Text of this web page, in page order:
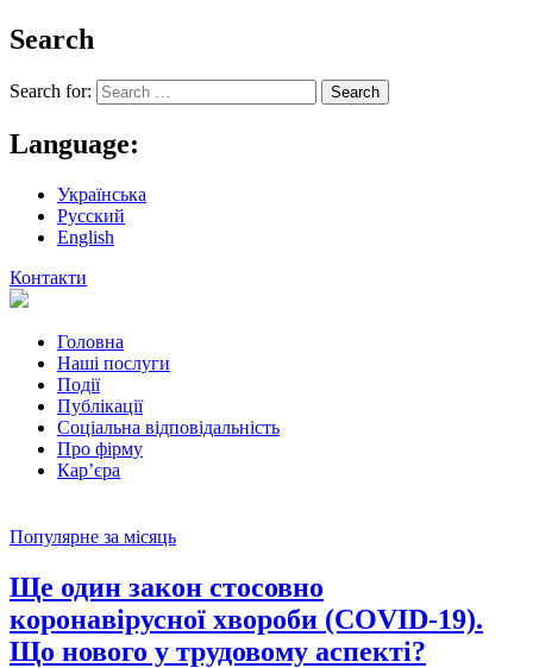
Search
Search for:
Language:
Українська
Русский
English
Контакти
Головна
Наші послуги
Події
Публікації
Соціальна відповідальність
Про фiрму
Кар’єра
Популярне за місяць
Ще один закон стосовно
коронавірусної хвороби (COVID-19).
Що нового у трудовому аспекті?